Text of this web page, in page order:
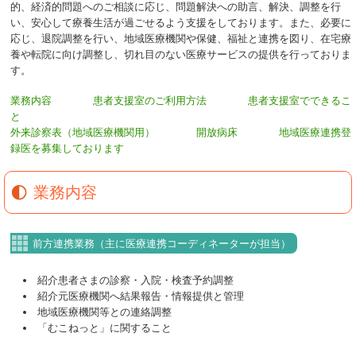
的、経済的問題へのご相談に応じ、問題解決への助言、解決、調整を行
い、安心して療養生活が過ごせるよう支援をしております。また、必要に
応じ、退院調整を行い、地域医療機関や保健、福祉と連携を図り、在宅療
養や転院に向け調整し、切れ目のない医療サービスの提供を行っておりま
す。
業務内容 患者支援室のご利用方法
患者支援室でできるこ
と
外来診察表（地域医療機関用）
開放病床
地域医療連携登
録医を募集しております
業務内容
前方連携業務（主に医療連携コーディネーターが担当）
紹介患者さまの診察・入院・検査予約調整
紹介元医療機関へ結果報告・情報提供と管理
地域医療機関等との連絡調整
「むこねっと」に関すること